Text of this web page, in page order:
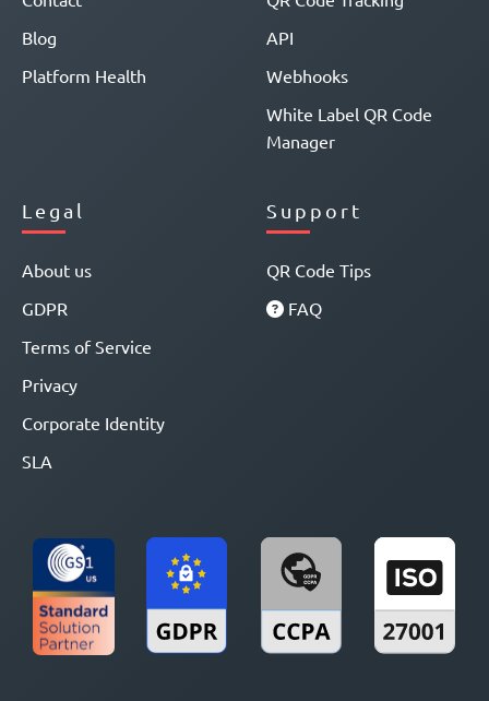
Blog
Platform Health
API
Webhooks
White Label QR Code
Manager
Legal
About us
GDPR
Terms of Service
Privacy
Corporate Identity
SLA
Support
QR Code Tips
FAQ